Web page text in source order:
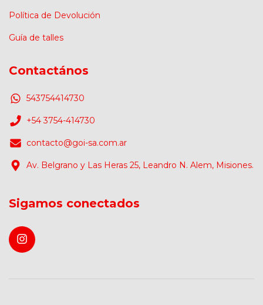
Política de Devolución
Guía de talles
Contactános
543754414730
+54 3754-414730
contacto@goi-sa.com.ar
Av. Belgrano y Las Heras 25, Leandro N. Alem, Misiones.
Sigamos conectados